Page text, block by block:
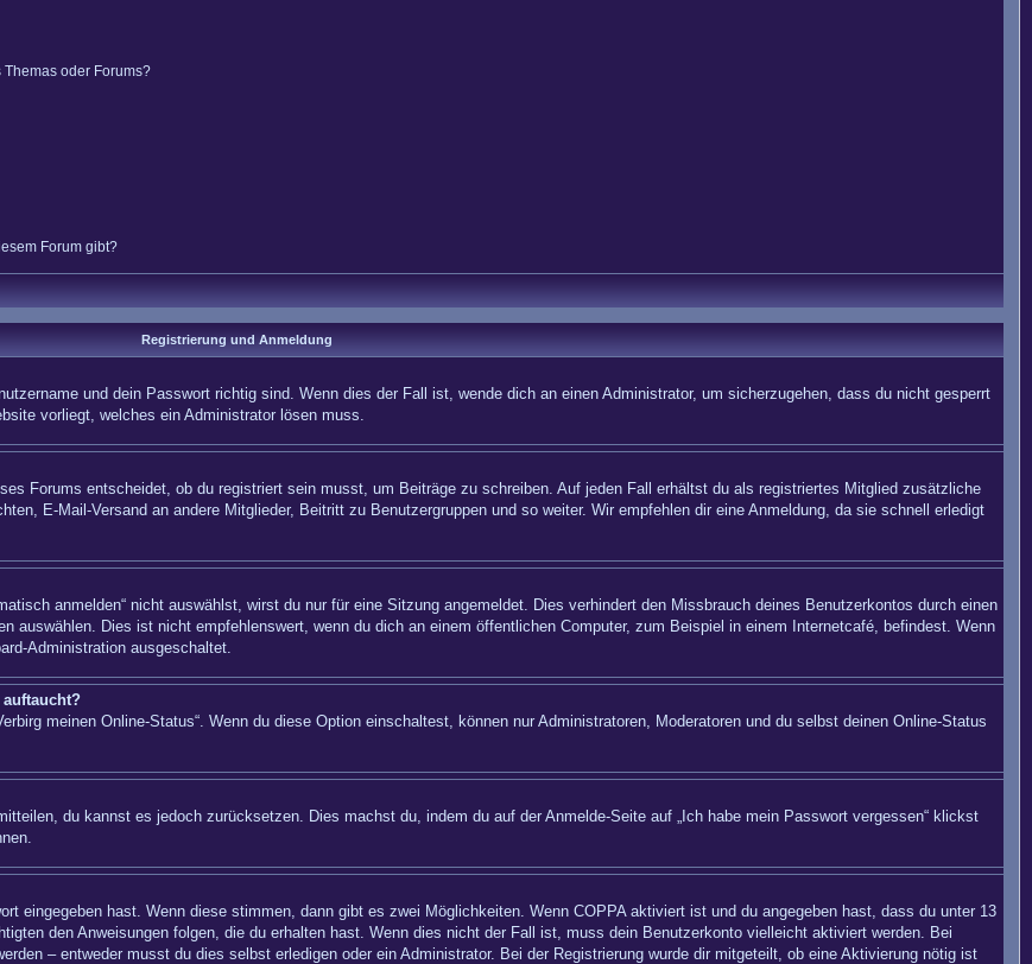
oder Forums?
Forum gibt?
Registrierung und Anmeldung
und dein Passwort richtig sind. Wenn dies der Fall ist, wende dich an einen Administrator, um sicherzugehen, dass du nicht gesperrt
vorliegt, welches ein Administrator lösen muss.
Forums entscheidet, ob du registriert sein musst, um Beiträge zu schreiben. Auf jeden Fall erhältst du als registriertes Mitglied zusätzliche
E-Mail-Versand an andere Mitglieder, Beitritt zu Benutzergruppen und so weiter. Wir empfehlen dir eine Anmeldung, da sie schnell erledigt
anmelden“ nicht auswählst, wirst du nur für eine Sitzung angemeldet. Dies verhindert den Missbrauch deines Benutzerkontos durch einen
auswählen. Dies ist nicht empfehlenswert, wenn du dich an einem öffentlichen Computer, zum Beispiel in einem Internetcafé, befindest. Wenn
Administration ausgeschaltet.
meinen Online-Status“. Wenn du diese Option einschaltest, können nur Administratoren, Moderatoren und du selbst deinen Online-Status
du kannst es jedoch zurücksetzen. Dies machst du, indem du auf der Anmelde-Seite auf „Ich habe mein Passwort vergessen“ klickst
eingegeben hast. Wenn diese stimmen, dann gibt es zwei Möglichkeiten. Wenn COPPAaktiviert ist und du angegeben hast, dass du unter 13
den Anweisungen folgen, die du erhalten hast. Wenn dies nicht der Fall ist, muss dein Benutzerkonto vielleicht aktiviert werden. Bei
– entweder musst du dies selbst erledigen oder ein Administrator. Bei der Registrierung wurde dir mitgeteilt, ob eine Aktivierung nötig ist